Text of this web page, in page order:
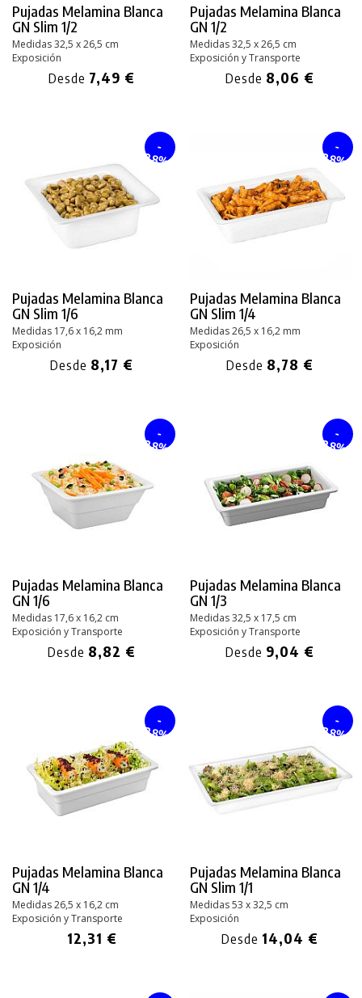
Pujadas Melamina Blanca
GN Slim 1/2
Medidas 32,5 x 26,5 cm
Exposición
Desde 7,49 €
Pujadas Melamina Blanca
GN 1/2
Medidas 32,5 x 26,5 cm
Exposición y Transporte
Desde 8,06 €
-
28%
Pujadas Melamina Blanca
GN Slim 1/6
Medidas 17,6 x 16,2 mm
Exposición
Desde 8,17 €
-
28%
Pujadas Melamina Blanca
GN Slim 1/4
Medidas 26,5 x 16,2 mm
Exposición
Desde 8,78 €
-
28%
Pujadas Melamina Blanca
GN 1/6
Medidas 17,6 x 16,2 cm
Exposición y Transporte
Desde 8,82 €
-
28%
Pujadas Melamina Blanca
GN 1/3
Medidas 32,5 x 17,5 cm
Exposición y Transporte
Desde 9,04 €
-
28%
Pujadas Melamina Blanca
GN 1/4
Medidas 26,5 x 16,2 cm
Exposición y Transporte
12,31 €
-
28%
Pujadas Melamina Blanca
GN Slim 1/1
Medidas 53 x 32,5 cm
Exposición
Desde 14,04 €